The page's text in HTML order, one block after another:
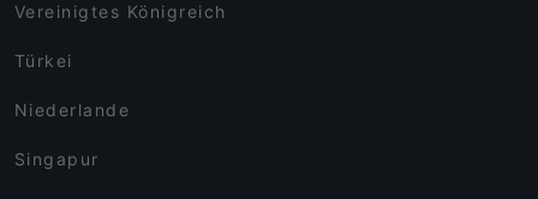
Vereinigtes Königreich
Türkei
Niederlande
Singapur